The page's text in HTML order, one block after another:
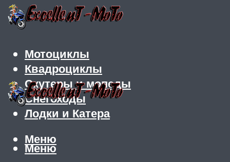
Мотоциклы
Квадроциклы
Скутеры и мопеды
Снегоходы
Лодки и Катера
Меню
Меню